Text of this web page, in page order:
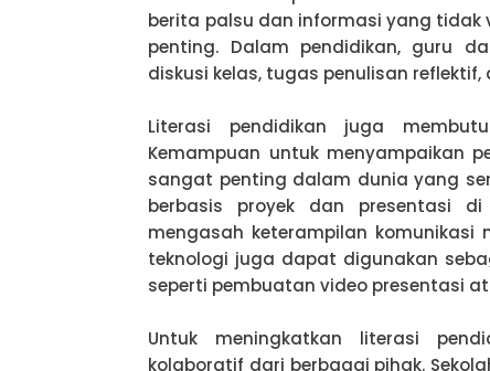
berita palsu dan informasi yang tidak
penting. Dalam pendidikan, guru
diskusi kelas, tugas penulisan
Literasi pendidikan juga
Kemampuan untuk menyampaikan
sangat penting dalam dunia yang
berbasis proyek dan presentasi
mengasah keterampilan komunikasi
teknologi juga dapat digunakan
seperti pembuatan video presentasi
Untuk meningkatkan literasi
kolaboratif dari berbagai pihak.